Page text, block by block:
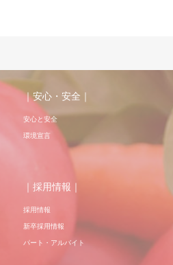
｜安心・安全｜
安心と安全
環境宣言
｜採用情報｜
採用情報
新卒採用情報
パート・アルバイト